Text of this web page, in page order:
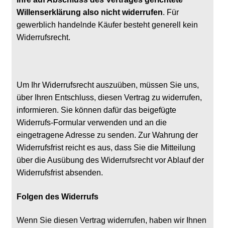
Willenserklärung also nicht widerrufen. Für
gewerblich handelnde Käufer besteht generell kein
Widerrufsrecht.
Um Ihr Widerrufsrecht auszuüben, müssen Sie uns,
über Ihren Entschluss, diesen Vertrag zu widerrufen,
informieren. Sie können dafür das beigefügte
Widerrufs-Formular verwenden und an die
eingetragene Adresse zu senden. Zur Wahrung der
Widerrufsfrist reicht es aus, dass Sie die Mitteilung
über die Ausübung des Widerrufsrecht vor Ablauf der
Widerrufsfrist absenden.
Folgen des Widerrufs
Wenn Sie diesen Vertrag widerrufen, haben wir Ihnen